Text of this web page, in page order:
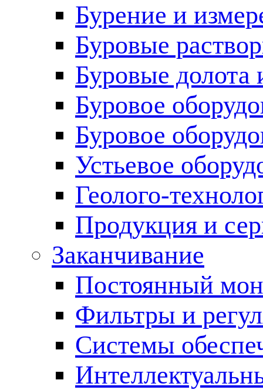
Бурение и
Буровые
Буровые долота
Буровое
Буровое
Устьевое
Геолого-
Продукция и
Заканчивание
Постоянный
Фильтры и
Cистемы